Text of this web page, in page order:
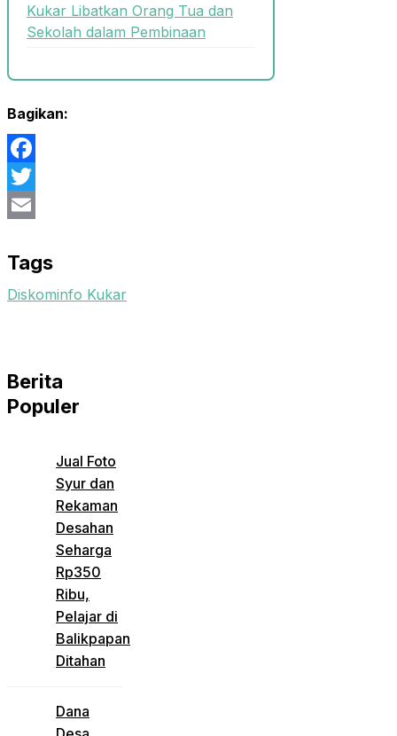
Kukar Libatkan Orang Tua dan
Sekolah dalam Pembinaan
Bagikan:
Facebook
Twitter
Tags
Diskominfo Kukar
Berita
Populer
Jual Foto
Syur dan
Rekaman
Desahan
Seharga
Rp350
Ribu,
Pelajar di
Balikpapan
Ditahan
Dana